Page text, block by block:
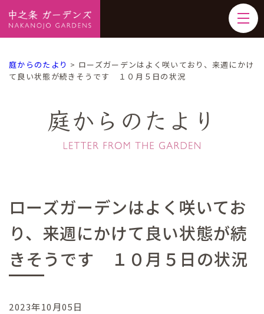
庭からのたより > ローズガーデンはよく咲いており、来週にかけ
て良い状態が続きそうです １０月５日の状況
庭からのたより
ローズガーデンはよく咲いてお
り、来週にかけて良い状態が続
きそうです １０月５日の状況
2023年10月05日